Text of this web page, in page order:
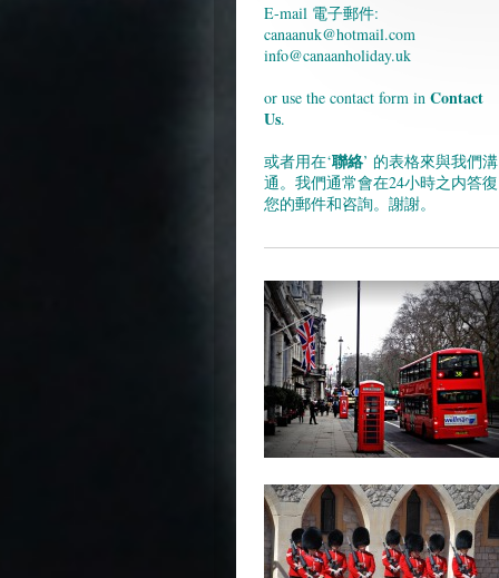
E-mail 電子郵件:
canaanuk@hotmail.com
info@canaanholiday.uk
or use the contact form in Contact
Us.
或者用在‘聯絡’ 的表格來與我們溝
通。我們通常會在24小時之内答復
您的郵件和咨詢。謝謝。